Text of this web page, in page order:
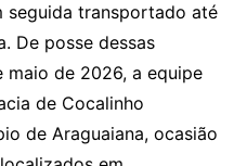
seguida transportado até
De posse dessas
de 2026, a equipe
de Cocalinho
de Araguaiana, ocasião